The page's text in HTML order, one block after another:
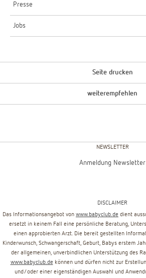
Presse
Jobs
Seite drucken
weiterempfehlen
NEWSLETTER
Anmeldung Newsletter
DISCLAIMER
Das Informationsangebot von www.babyclub.de dient
ersetzt in keinem Fall eine persönliche Beratung,
einen approbierten Arzt. Die bereit gestellten
Kinderwunsch, Schwangerschaft, Geburt, Babys erstem
der allgemeinen, unverbindlichen Unterstützung des
www.babyclub.de können und dürfen nicht zur
und/oder einer eigenständigen Auswahl und